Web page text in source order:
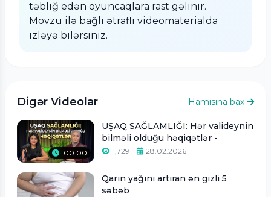
təbliğ edən oyuncaqlara rast gəlinir.
Mövzu ilə bağlı ətraflı videomaterialda
izləyə bilərsiniz.
Digər Videolar Hamısına bax
00:00
UŞAQ SAĞLAMLIĞI: Hər valideynin
bilməli olduğu həqiqətlər -
1,729 28.02.2026
Qarın yağını artıran ən gizli 5
səbəb